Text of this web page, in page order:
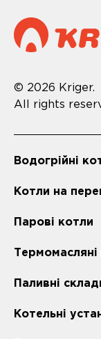
© 2026 Kriger.
All rights
Водогрійні
Котли на
Парові котли
Термомасляні
Паливні
Котельні